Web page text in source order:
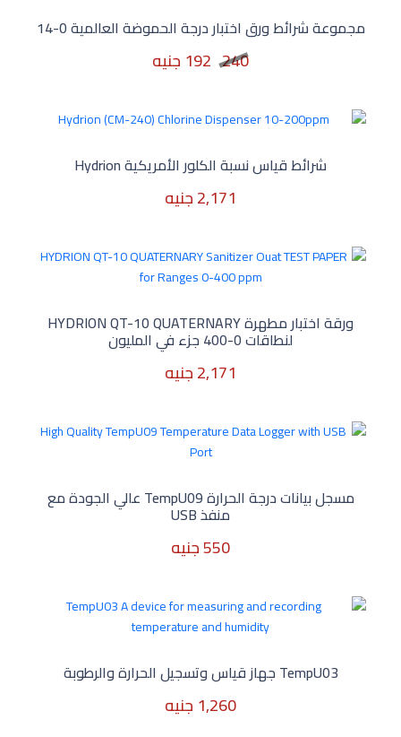
مجموعة شرائط ورق اختبار درجة الحموضة العالمية 0-14
240
شرائط قياس نسبة الكلور الأمريكية Hydrion
2,171 جنيه
2,171 جنيه
ورقة اختبار مطهرة HYDRION QT-10 QUATERNARY
لنطاقات 0-400 جزء في المليون
2,171 جنيه
مسجل بيانات درجة الحرارة TempU09 عالي الجودة مع
منفذ USB
550 جنيه
TempU03 جهاز قياس وتسجيل الحرارة والرطوبة
1,260 جنيه